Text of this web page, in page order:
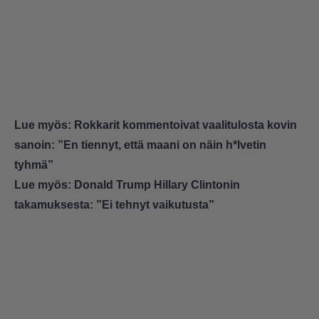
Lue myös: Rokkarit kommentoivat vaalitulosta kovin
sanoin: ”En tiennyt, että maani on näin h*lvetin
tyhmä”
Lue myös: Donald Trump Hillary Clintonin
takamuksesta: ”Ei tehnyt vaikutusta”